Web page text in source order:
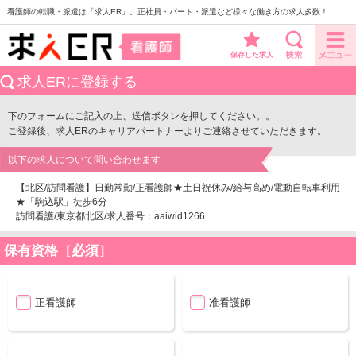
看護師の転職・派遣は「求人ER」。正社員・パート・派遣など様々な働き方の求人多数！
保存した求人
求人ERに登録する
下のフォームにご記入の上、送信ボタンを押してください。。
ご登録後、求人ERのキャリアパートナーよりご連絡させていただきます。
以下の求人について問い合わせます
【北区/訪問看護】日勤常勤/正看護師★土日祝休み/給与高め/電動自転車利用
★「駒込駅」徒歩6分
訪問看護/東京都北区/求人番号：aaiwid1266
保有資格［必須］
正看護師 准看護師